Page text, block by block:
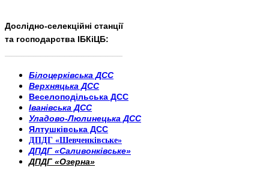
Дослідно-селекційні станції
та господарства ІБКіЦБ:
Білоцерківська ДСС
Верхняцька ДСС
Веселоподільська ДСС
Іванівська ДСС
Уладово-Люлинецька ДСС
Ялтушківська ДСС
ДПДГ «Шевченківське»
ДПДГ «Саливонківське»
ДПДГ «Озерна»